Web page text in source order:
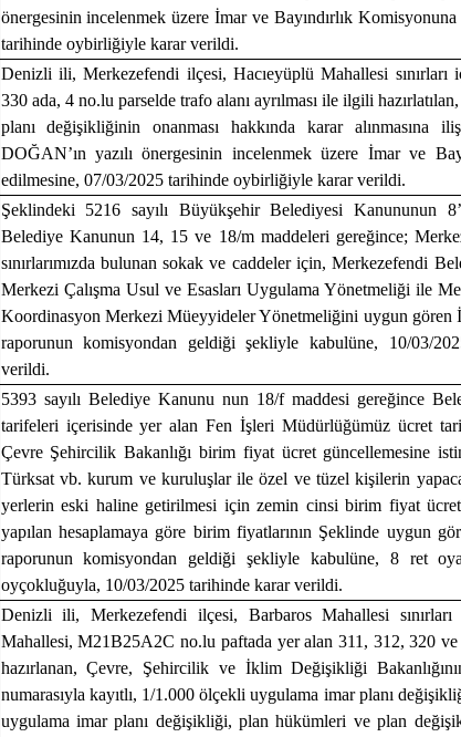
önergesinin incelenmek üzere İmar ve Bayındırlık
tarihinde oybirliğiyle karar verildi.
Denizli ili, Merkezefendi ilçesi, Hacıeyüplü Mahallesi
330 ada, 4 no.lu parselde trafo alanı ayrılması ile ilgili
planı değişikliğinin onanması hakkında karar alınmasına
DOĞAN’ın yazılı önergesinin incelenmek üzere İmar ve
edilmesine, 07/03/2025 tarihinde oybirliğiyle karar verildi.
Şeklindeki 5216 sayılı Büyükşehir Belediyesi Kanununun
Belediye Kanunun 14, 15 ve 18/m maddeleri gereğince;
sınırlarımızda bulunan sokak ve caddeler için, Merkezefendi
Merkezi Çalışma Usul ve Esasları Uygulama Yönetmeliği ile
Koordinasyon Merkezi Müeyyideler Yönetmeliğini uygun
raporunun komisyondan geldiği şekliyle kabulüne, 10/03/
verildi.
5393 sayılı Belediye Kanunu nun 18/f maddesi gereğince
tarifeleri içerisinde yer alan Fen İşleri Müdürlüğümüz ücret
Çevre Şehircilik Bakanlığı birim fiyat ücret güncellemesine
Türksat vb. kurum ve kuruluşlar ile özel ve tüzel kişilerin
yerlerin eski haline getirilmesi için zemin cinsi birim fiyat
yapılan hesaplamaya göre birim fiyatlarının Şeklinde uygun
raporunun komisyondan geldiği şekliyle kabulüne, 8 ret
oyçokluğuyla, 10/03/2025 tarihinde karar verildi.
Denizli ili, Merkezefendi ilçesi, Barbaros Mahallesi
Mahallesi, M21B25A2C no.lu paftada yer alan 311, 312, 320
hazırlanan, Çevre, Şehircilik ve İklim Değişikliği
numarasıyla kayıtlı, 1/1.000 ölçekli uygulama imar planı
uygulama imar planı değişikliği, plan hükümleri ve plan